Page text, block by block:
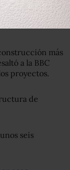
tres
de
más
a la BBC
proyectos.
de
seis